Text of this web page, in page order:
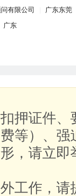
有限公司 广东东莞
广东
押证件
费等）、
，请立
工作，